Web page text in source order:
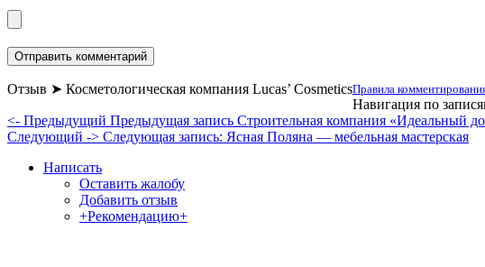
Правила
Отзыв ➤ Косметологическая компания Lucas’ Cosmetics
Навигация по
<- Предыдущий Предыдущая запись Строительная компания «Идеальный
Следующий -> Следующая запись: Ясная Поляна — мебельная мастерская
Написать
Оставить жалобу
Добавить отзыв
+Рекомендацию+